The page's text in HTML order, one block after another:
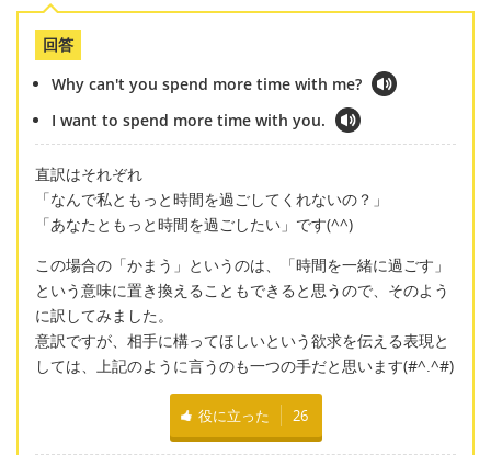
回答
Why can't you spend more time with me?
I want to spend more time with you.
直訳はそれぞれ
「なんで私ともっと時間を過ごしてくれないの？」
「あなたともっと時間を過ごしたい」です(^^)
この場合の「かまう」というのは、「時間を一緒に過ごす」
という意味に置き換えることもできると思うので、そのよう
に訳してみました。
意訳ですが、相手に構ってほしいという欲求を伝える表現と
しては、上記のように言うのも一つの手だと思います(#^.^#)
役に立った 26